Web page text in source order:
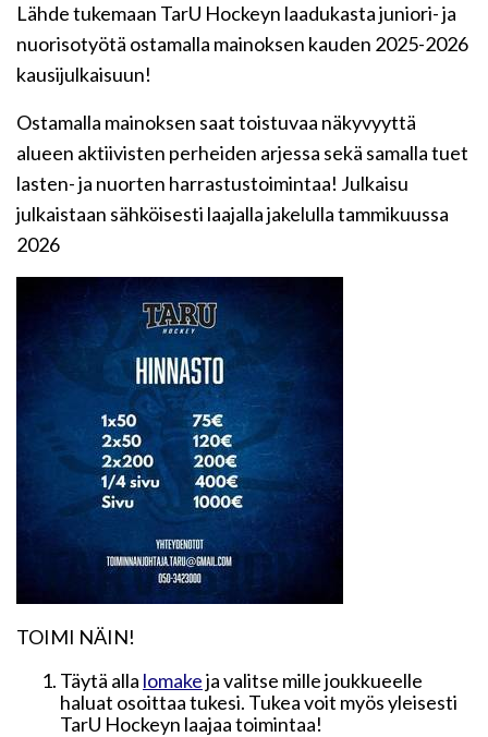
Lähde tukemaan TarU Hockeyn laadukasta juniori- ja
nuorisotyötä ostamalla mainoksen kauden 2025-2026
kausijulkaisuun!
Ostamalla mainoksen saat toistuvaa näkyvyyttä
alueen aktiivisten perheiden arjessa sekä samalla tuet
lasten- ja nuorten harrastustoimintaa! Julkaisu
julkaistaan sähköisesti laajalla jakelulla tammikuussa
2026
TOIMI NÄIN!
Täytä alla lomakeja valitse mille joukkueelle
haluat osoittaa tukesi. Tukea voit myös yleisesti
TarU Hockeyn laajaa toimintaa!